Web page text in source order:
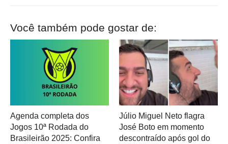
Você também pode gostar de:
Agenda completa dos
Jogos 10ª Rodada do
Brasileirão 2025: Confira
Júlio Miguel Neto flagra
José Boto em momento
descontraído após gol do